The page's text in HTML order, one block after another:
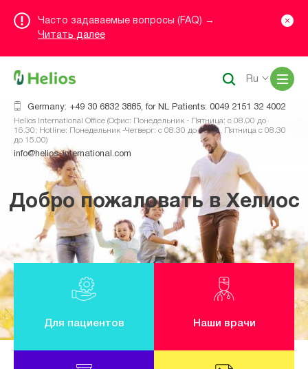
Часто задаваемые вопросы (FAQ) →
Читать далее
Germany: +49 30 6832 3885, for NL Patients: 0049 2151 32 4002
Helios International Office (Офис: Понедельник - Пятница: с 08.00 до
16.30; Hotline: Понедельник -Четверг: с 08.30 до 16.00, Пятница с 08.30
до 15.00)
info@helios-international.com
Ru
Добро пожаловать в Хелиос
Для пациентов Наши врачи